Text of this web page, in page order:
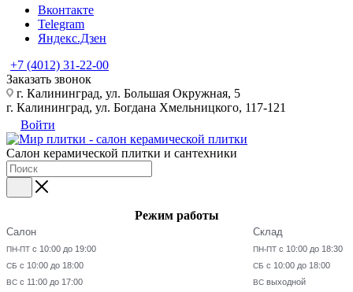
Вконтакте
Telegram
Яндекс.Дзен
+7 (4012) 31-22-00
Заказать звонок
г. Калининград, ул. Большая Окружная, 5
г. Калининград, ул. Богдана Хмельницкого, 117-121
Войти
Салон керамической плитки и сантехники
Режим работы
Салон
ПН-ПТ с 10:00 до 19:00
СБ с 10:00 до 18:00
ВС с 11:00 до 17:00
Склад
ПН-ПТ с 10:00 до 18:30
СБ с 10:00 до 18:00
ВС выходной